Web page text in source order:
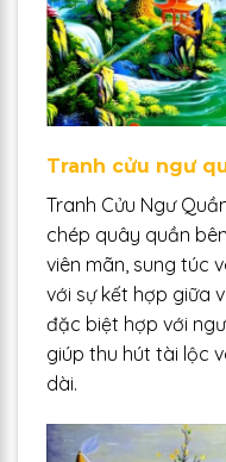
Tranh cửu ngư
Tranh Cửu Ngư
chép quây quần
viên mãn, sung túc
với sự kết hợp giữa
đặc biệt hợp với
giúp thu hút tài lộc
dài.